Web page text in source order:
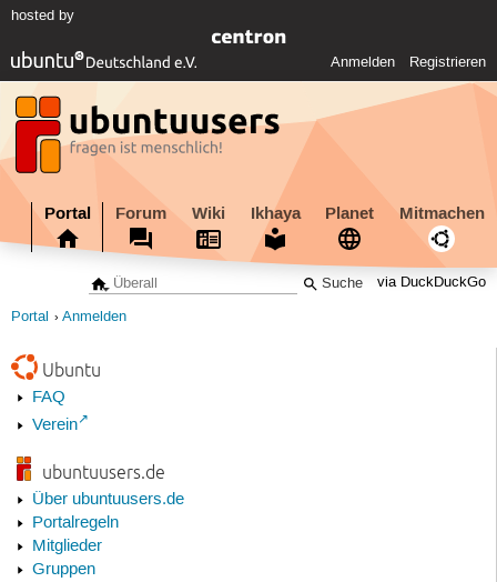
hosted by
Anmelden Registrieren
Portal Forum Wiki Ikhaya Planet Mitmachen
via DuckDuckGo
Portal Anmelden
Ubuntu
FAQ
Verein
ubuntuusers.de
Über ubuntuusers.de
Portalregeln
Mitglieder
Gruppen